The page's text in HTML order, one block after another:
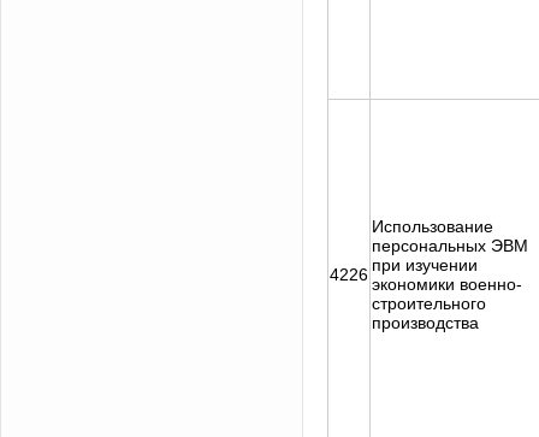
4226
Использование
персональных ЭВМ
при изучении
экономики военно-
строительного
производства